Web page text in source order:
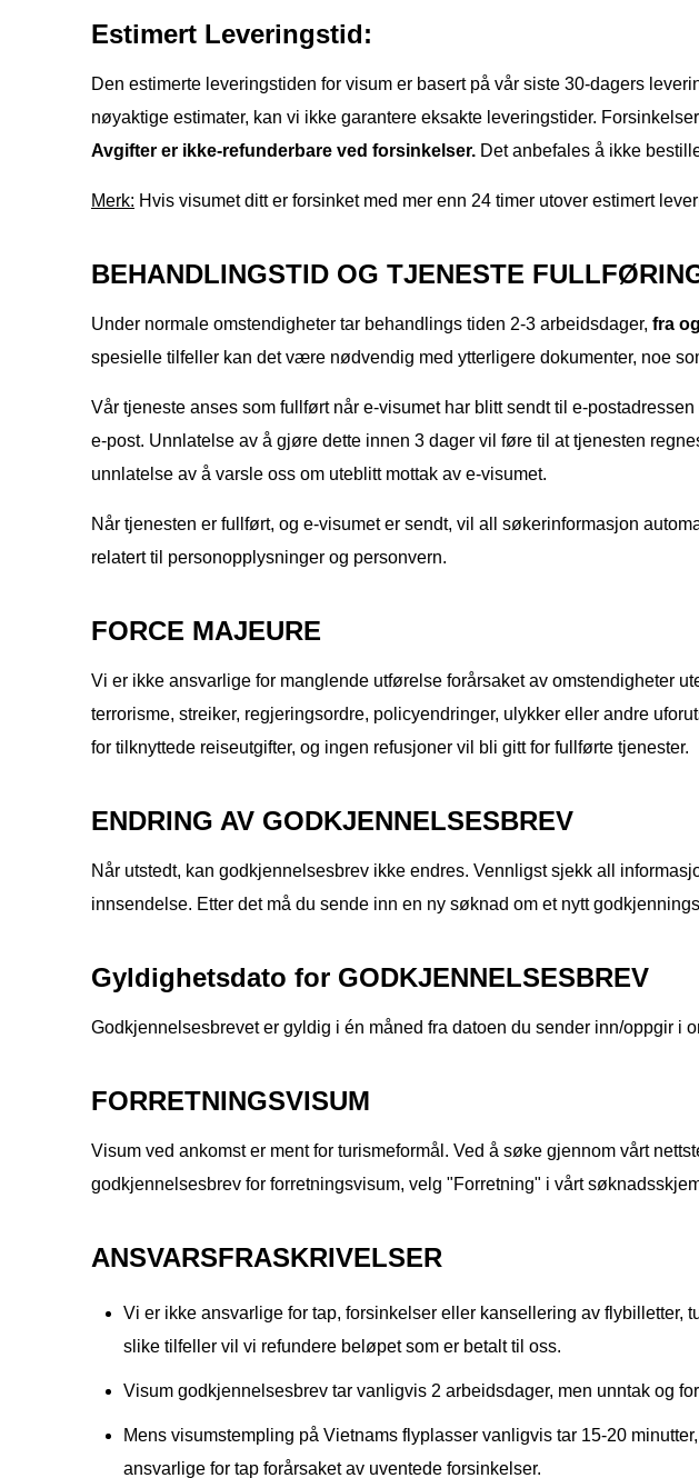
Estimert Leveringstid:
Den estimerte leveringstiden for visum er basert på vår siste 30-dagers
nøyaktige estimater, kan vi ikke garantere eksakte leveringstider.
Avgifter er ikke-refunderbare ved forsinkelser. Det anbefales å ikke
Merk: Hvis visumet ditt er forsinket med mer enn 24 timer utover estimert
BEHANDLINGSTID OG TJENESTE
Under normale omstendigheter tar behandlings tiden 2-3 arbeidsdager, fra
spesielle tilfeller kan det være nødvendig med ytterligere dokumenter, noe
Vår tjeneste anses som fullført når e-visumet har blitt sendt til e-
e-post. Unnlatelse av å gjøre dette innen 3 dager vil føre til at tjenesten
unnlatelse av å varsle oss om uteblitt mottak av e-visumet.
Når tjenesten er fullført, og e-visumet er sendt, vil all søkerinformasjon
relatert til personopplysninger og personvern.
FORCE MAJEURE
Vi er ikke ansvarlige for manglende utførelse forårsaket av omstendigheter
terrorisme, streiker, regjeringsordre, policyendringer, ulykker eller andre
for tilknyttede reiseutgifter, og ingen refusjoner vil bli gitt for fullførte tjenester.
ENDRING AV GODKJENNELSESBREV
Når utstedt, kan godkjennelsesbrev ikke endres. Vennligst sjekk all
innsendelse. Etter det må du sende inn en ny søknad om et nytt
Gyldighetsdato for GODKJENNELSESBREV
Godkjennelsesbrevet er gyldig i én måned fra datoen du sender inn/oppgir i
FORRETNINGSVISUM
Visum ved ankomst er ment for turismeformål. Ved å søke gjennom vårt
godkjennelsesbrev for forretningsvisum, velg "Forretning" i vårt
ANSVARSFRASKRIVELSER
Vi er ikke ansvarlige for tap, forsinkelser eller kansellering av flybilletter,
slike tilfeller vil vi refundere beløpet som er betalt til oss.
Visum godkjennelsesbrev tar vanligvis 2 arbeidsdager, men unntak og
Mens visumstempling på Vietnams flyplasser vanligvis tar 15-20
ansvarlige for tap forårsaket av uventede forsinkelser.